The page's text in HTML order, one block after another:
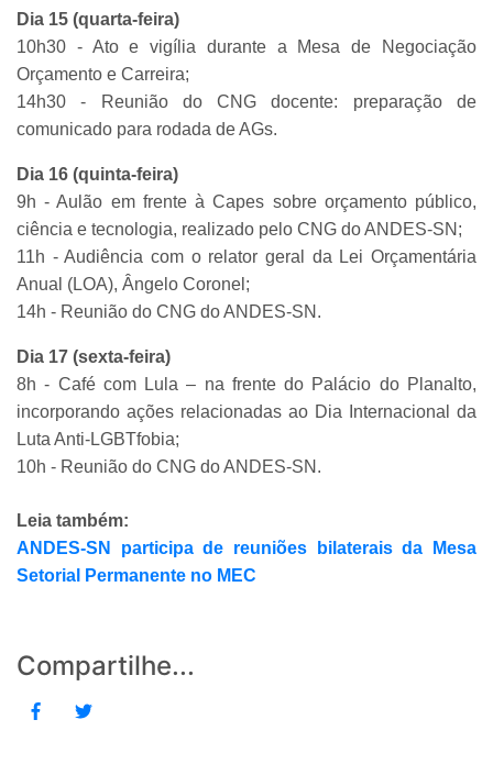
Dia 15 (quarta-feira)
10h30 - Ato e vigília durante a Mesa de Negociação
Orçamento e Carreira;
14h30 - Reunião do CNG docente: preparação de
comunicado para rodada de AGs.
Dia 16 (quinta-feira)
9h - Aulão em frente à Capes sobre orçamento público,
ciência e tecnologia, realizado pelo CNG do ANDES-SN;
11h - Audiência com o relator geral da Lei Orçamentária
Anual (LOA), Ângelo Coronel;
14h - Reunião do CNG do ANDES-SN.
Dia 17 (sexta-feira)
8h - Café com Lula – na frente do Palácio do Planalto,
incorporando ações relacionadas ao Dia Internacional da
Luta Anti-LGBTfobia;
10h - Reunião do CNG do ANDES-SN.
Leia também:
ANDES-SN participa de reuniões bilaterais da Mesa
Setorial Permanente no MEC
Compartilhe...